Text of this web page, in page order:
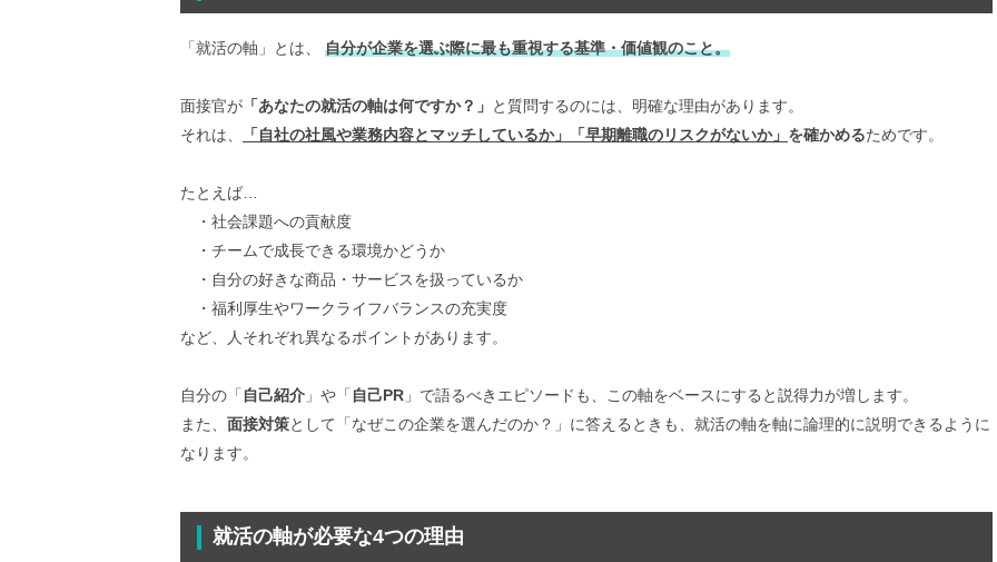
「就活の軸」とは、 自分が企業を選ぶ際に最も重視する基準・価値観のこと。
面接官が 「あなたの就活の軸は何ですか？」 と質問するのには、明確な理由があります。
それは、
「自社の社風や業務内容とマッチしているか」「早期離職のリスクがないか」 を確かめるためです。
たとえば…
・社会課題への貢献度
・チームで成長できる環境かどうか
・自分の好きな商品・サービスを扱っているか
・福利厚生やワークライフバランスの充実度
など、人それぞれ異なるポイントがあります。
自分の「 自己紹介 」や「 自己PR 」で語るべきエピソードも、この軸をベースにすると説得力が増します。
また、 面接対策として「なぜこの企業を選んだのか？」に答えるときも、就活の軸を軸に論理的に説明できるように
なります。
就活の軸が必要な4つの理由